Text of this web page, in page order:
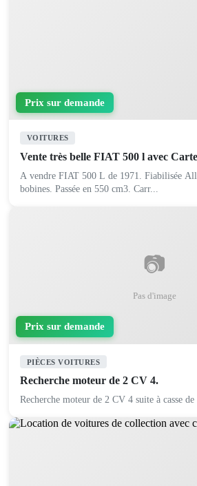
Prix sur demande
VOITURES
Vente très belle FIAT 500 l avec
A vendre FIAT 500 L de 1971. Fiabilisée
bobines. Passée en 550 cm3. Carr...
📷
Pas d'image
Prix sur demande
PIÈCES VOITURES
Recherche moteur de 2 CV 4.
Recherche moteur de 2 CV 4 suite à casse